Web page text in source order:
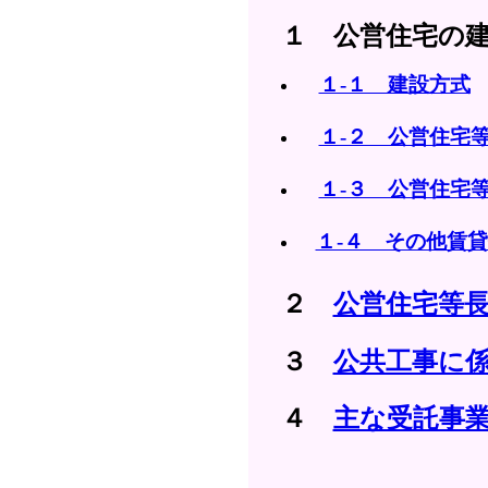
１ 公営住宅の
１-１ 建設方式
１-２ 公営住宅
１-３ 公営住宅
１-４ その他賃
２ 公営住宅等
３ 公共工事に
４ 主な受託事